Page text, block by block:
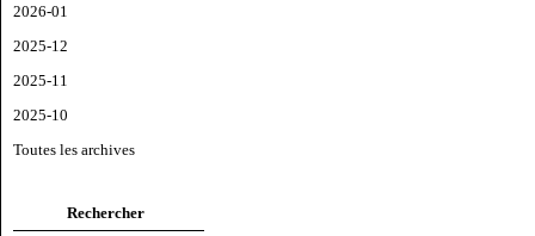
2026-01
2025-12
2025-11
2025-10
Toutes les archives
Rechercher